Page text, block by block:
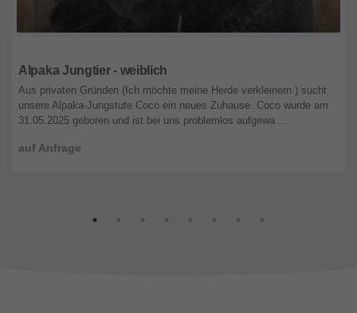
Alpaka Jungtier - weiblich
auf Anfrage
Aus privaten Gründen (Ich möchte meine Herde verkleinern.) sucht
unsere Alpaka-Jungstute Coco ein neues Zuhause. Coco wurde am
31.05.2025 geboren und ist bei uns problemlos aufgewa ...